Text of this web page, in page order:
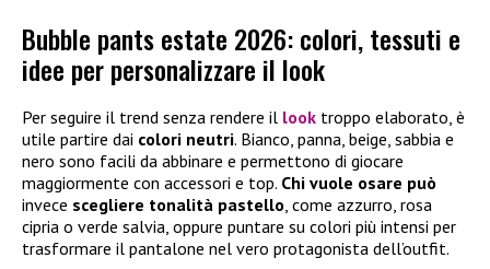
Bubble pants estate 2026: colori, tessuti e
idee per personalizzare il look
Per seguire il trend senza rendere il look troppo elaborato, è
utile partire dai colori neutri. Bianco, panna, beige, sabbia e
nero sono facili da abbinare e permettono di giocare
maggiormente con accessori e top. Chi vuole osare può
invece scegliere tonalità pastello , come azzurro, rosa
cipria o verde salvia, oppure puntare su colori più intensi per
trasformare il pantalone nel vero protagonista dell’outfit.